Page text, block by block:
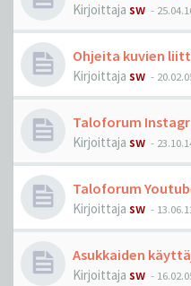
Kirjoittaja sw -
Ohjeita kuvien
Kirjoittaja sw -
Taloforum
Kirjoittaja sw -
Taloforum
Kirjoittaja sw -
Asukkaiden
Kirjoittaja sw -